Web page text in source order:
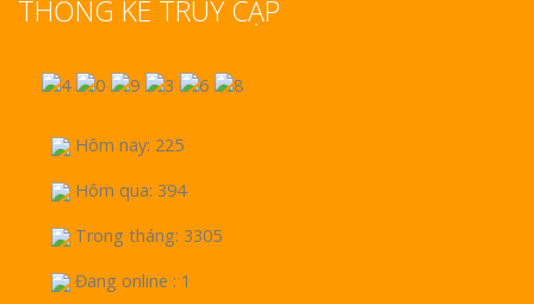
THỐNG KÊ TRUY CẬP
Hôm nay: 225
Hôm qua: 394
Trong tháng: 3305
Đang online : 1